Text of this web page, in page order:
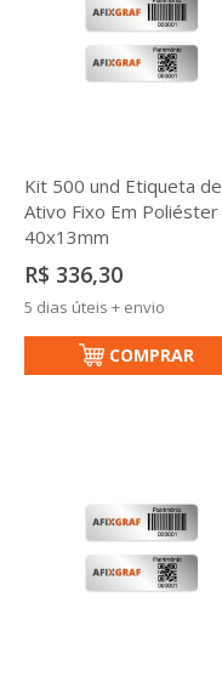
Kit 500 und Etiqueta de
Ativo Fixo Em Poliéster
40x13mm
R$ 336,30
5 dias úteis + envio
COMPRAR